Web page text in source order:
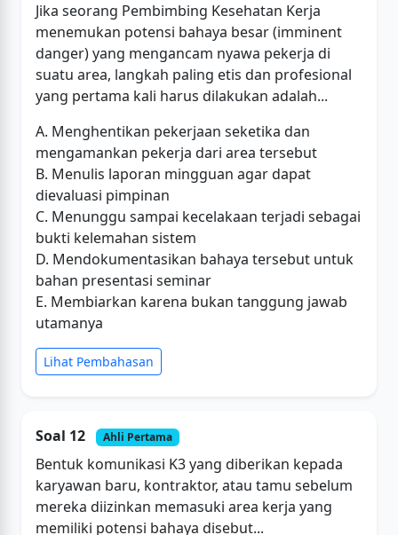
Jika seorang Pembimbing Kesehatan Kerja
menemukan potensi bahaya besar (imminent
danger) yang mengancam nyawa pekerja di
suatu area, langkah paling etis dan profesional
yang pertama kali harus dilakukan adalah...
A. Menghentikan pekerjaan seketika dan
mengamankan pekerja dari area tersebut
B. Menulis laporan mingguan agar dapat
dievaluasi pimpinan
C. Menunggu sampai kecelakaan terjadi sebagai
bukti kelemahan sistem
D. Mendokumentasikan bahaya tersebut untuk
bahan presentasi seminar
E. Membiarkan karena bukan tanggung jawab
utamanya
Lihat Pembahasan
Soal 12 Ahli Pertama
Bentuk komunikasi K3 yang diberikan kepada
karyawan baru, kontraktor, atau tamu sebelum
mereka diizinkan memasuki area kerja yang
memiliki potensi bahaya disebut...